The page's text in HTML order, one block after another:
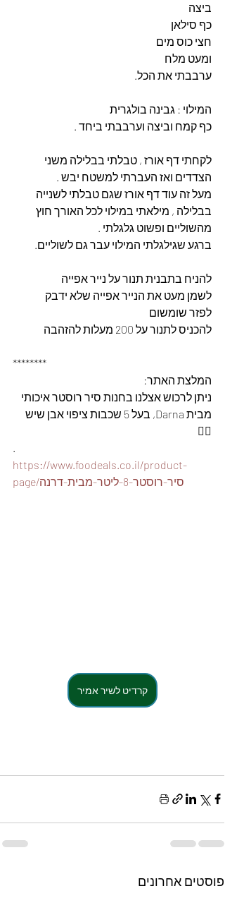
ביצה
כף סילאן
חצי כוס מים
ומעט מלח
ערבבתי את הכל.
המילוי : גבינה בולגרית
כף קמח וביצה וערבבתי ביחד .
לקחתי דף אורז , טבלתי בבלילה משני
הצדדים ואז העברתי למשטח יבש .
מעל זה עוד דף אורז שגם טבלתי לשנייה
בבלילה , מילאתי במילוי לכל האורך חוץ
מהשוליים ופשוט גלגלתי .
ברגע שגילגלתי המילוי עבר גם לשוליים.
להניח בתבנית תנור על נייר אפייה
לשמן מעט את הנייר אפייה שלא ידבק
לפזר שומשום
להכניס לתנור על 200 מעלות להזהבה
********
המלצת האתר:
ניתן לרכוש אצלנו בחנות סיר רוסטר איכותי
מבית Darna, בעל 5 שכבות ציפוי אבן שיש
👇🏽
.
https://www.foodeals.co.il/product-
page/סיר-רוסטר-8-ליטר-מבית-דרנה
קרדיט לשיר אמיר
פוסטים אחרונים